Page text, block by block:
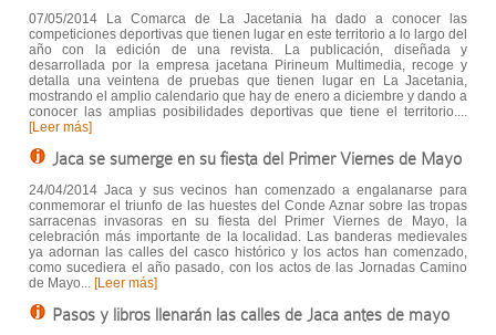
07/05/2014 La Comarca de La Jacetania ha dado a conocer las
competiciones deportivas que tienen lugar en este territorio a lo largo del
año con la edición de una revista. La publicación, diseñada y
desarrollada por la empresa jacetana Pirineum Multimedia, recoge y
detalla una veintena de pruebas que tienen lugar en La Jacetania,
mostrando el amplio calendario que hay de enero a diciembre y dando a
conocer las amplias posibilidades deportivas que tiene el territorio....
[Leer más]
Jaca se sumerge en su fiesta del Primer Viernes de Mayo
24/04/2014 Jaca y sus vecinos han comenzado a engalanarse para
conmemorar el triunfo de las huestes del Conde Aznar sobre las tropas
sarracenas invasoras en su fiesta del Primer Viernes de Mayo, la
celebración más importante de la localidad. Las banderas medievales
ya adornan las calles del casco histórico y los actos han comenzado,
como sucediera el año pasado, con los actos de las Jornadas Camino
de Mayo... [Leer más]
Pasos y libros llenarán las calles de Jaca antes de mayo